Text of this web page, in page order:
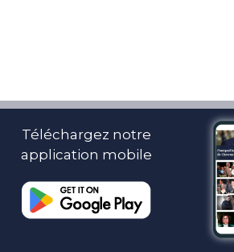
Téléchargez notre
application mobile